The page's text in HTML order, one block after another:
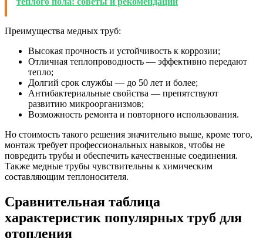
Преимущества медных труб:
Высокая прочность и устойчивость к коррозии;
Отличная теплопроводность — эффективно передают
тепло;
Долгий срок службы — до 50 лет и более;
Антибактериальные свойства — препятствуют
развитию микроорганизмов;
Возможность ремонта и повторного использования.
Но стоимость такого решения значительно выше, кроме того,
монтаж требует профессиональных навыков, чтобы не
повредить трубы и обеспечить качественные соединения.
Также медные трубы чувствительны к химическим
составляющим теплоносителя.
Сравнительная таблица
характеристик популярных труб для
отопления